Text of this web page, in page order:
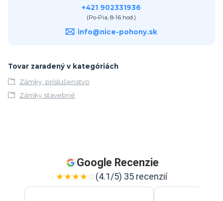
+421 902331936
(Po-Pia, 8-16 hod.)
info@nice-pohony.sk
Tovar zaradený v kategóriách
Zámky, príslušenstvo
Zámky stavebné
Google Recenzie
★★★★☆(4.1/5) 35 recenzií